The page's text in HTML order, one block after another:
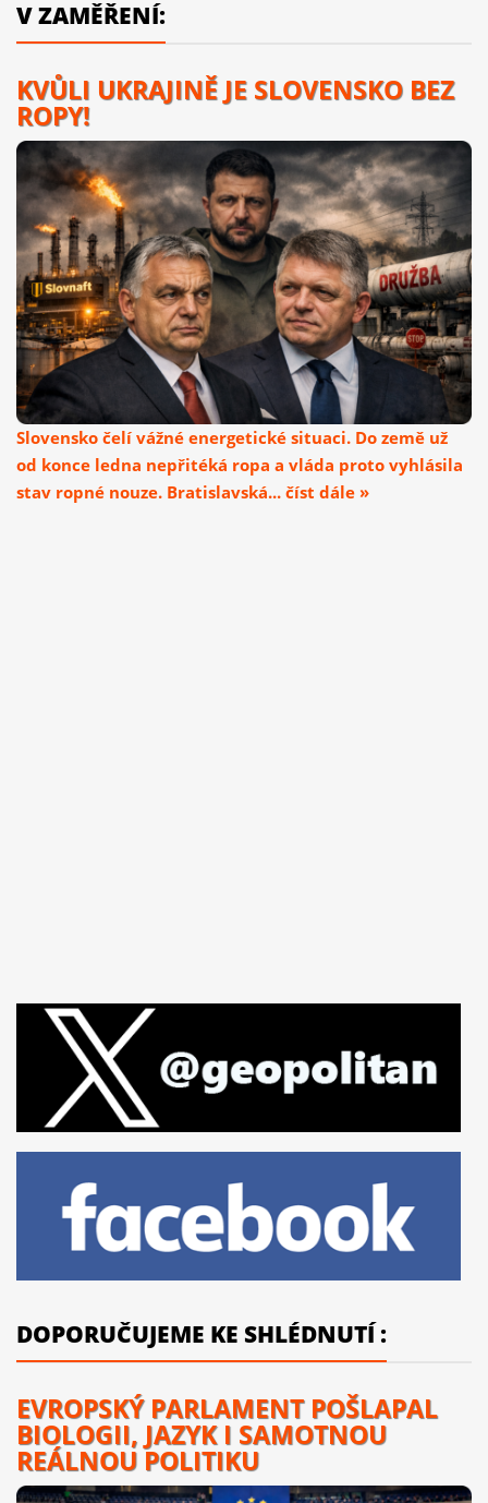
V ZAMĚŘENÍ:
KVŮLI UKRAJINĚ JE SLOVENSKO BEZ
ROPY!
Slovensko čelí vážné energetické situaci. Do země už
od konce ledna nepřitéká ropa a vláda proto vyhlásila
stav ropné nouze. Bratislavská... číst dále »
DOPORUČUJEME KE SHLÉDNUTÍ :
EVROPSKÝ PARLAMENT POŠLAPAL
BIOLOGII, JAZYK I SAMOTNOU
REÁLNOU POLITIKU